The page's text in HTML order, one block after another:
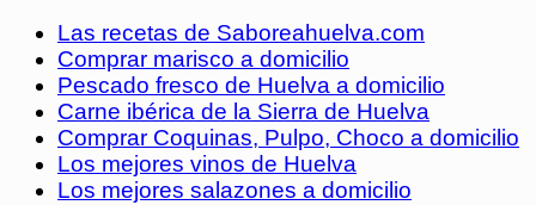
Las recetas de Saboreahuelva.com
Comprar marisco a domicilio
Pescado fresco de Huelva a domicilio
Carne ibérica de la Sierra de Huelva
Comprar Coquinas, Pulpo, Choco a domicilio
Los mejores vinos de Huelva
Los mejores salazones a domicilio